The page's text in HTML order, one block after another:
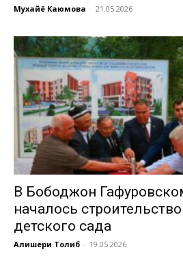
Мухайё Каюмова - 21.05.2026
В Бободжон
началось
детского сада
Алишери Толиб - 19.05.2026